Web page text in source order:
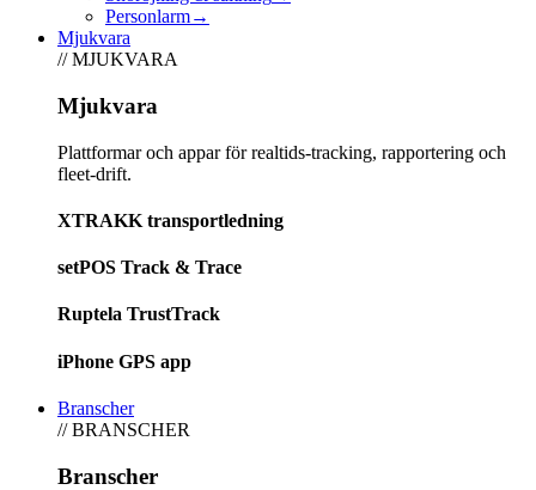
Personlarm→
Mjukvara
// MJUKVARA
Mjukvara
Plattformar och appar för realtids-tracking, rapportering och
fleet-drift.
XTRAKK transportledning
setPOS Track & Trace
Ruptela TrustTrack
iPhone GPS app
Branscher
// BRANSCHER
Branscher